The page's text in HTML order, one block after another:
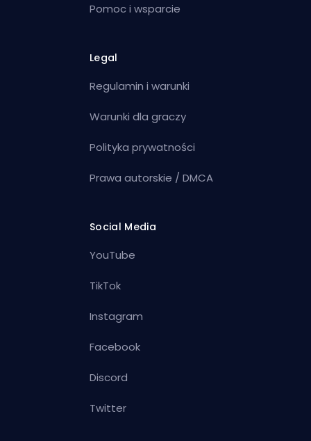
Pomoc i wsparcie
Legal
Regulamin i warunki
Warunki dla graczy
Polityka prywatności
Prawa autorskie / DMCA
Social Media
YouTube
TikTok
Instagram
Facebook
Discord
Twitter